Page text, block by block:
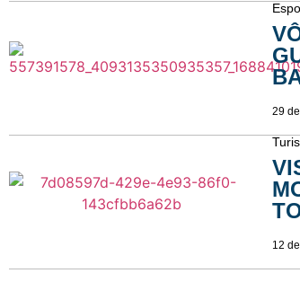
29
12